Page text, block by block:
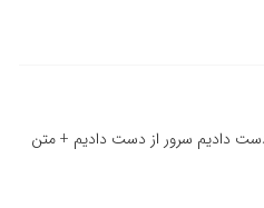
دادیم سرور از دست دادیم + متن